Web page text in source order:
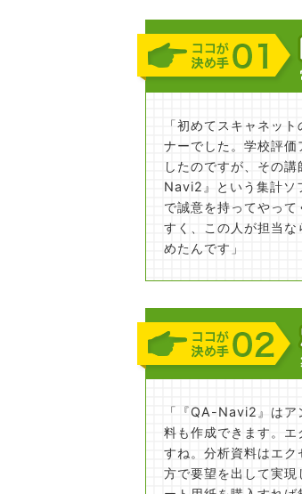
「初めてスキャネッ
ナーでした。学校評
したのですが、その
Navi2』という集計ソ
で誠意を持ってやっ
すく、この人が担当
めたんです」
「『QA-Navi2』はア
料も作成できます。
すね。分析資料はエ
方で要望を出して実